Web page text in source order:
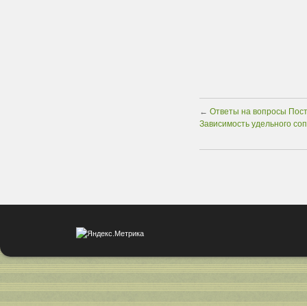
← Ответы на вопросы
Зависимость удельного